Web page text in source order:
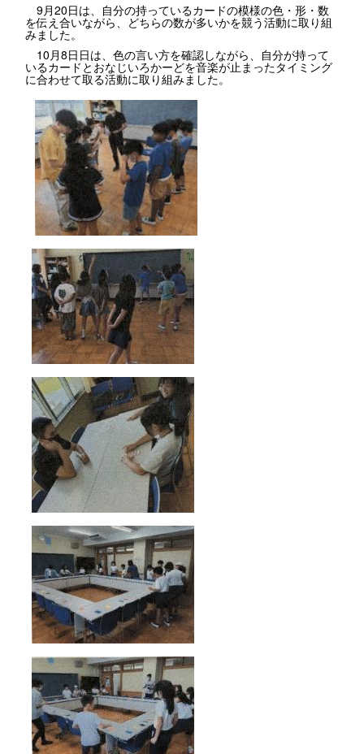
9月20日は、自分の持っているカードの模様の色・形・数
を伝え合いながら、どちらの数が多いかを競う活動に取り組
みました。
10月8日日は、色の言い方を確認しながら、自分が持って
いるカードとおなじいろかーどを音楽が止まったタイミング
に合わせて取る活動に取り組みました。